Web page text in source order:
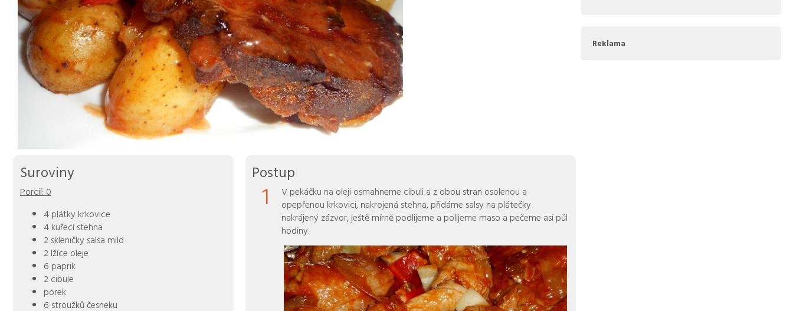
Suroviny
Porcií: 0
4 plátky krkovice
4 kuřecí stehna
2 skleničky salsa mild
2 lžíce oleje
6 paprik
2 cibule
porek
6 stroužků česneku
Postup
1
V pekáčku na oleji osmahneme cibuli a z obou stran osolenou a
opepřenou krkovici, nakrojená stehna, přidáme salsy na plátečky
nakrájený zázvor, ještě mírně podlijeme a polijeme maso a pečeme asi půl
hodiny.
Reklama